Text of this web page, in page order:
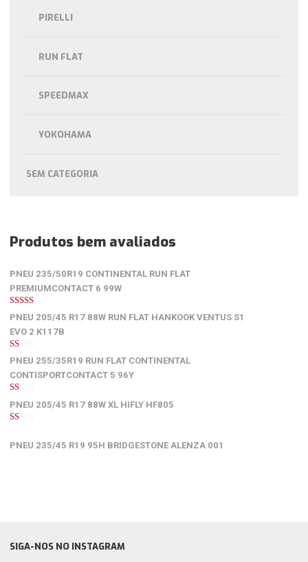
PIRELLI
RUN FLAT
SPEEDMAX
YOKOHAMA
SEM CATEGORIA
Produtos bem avaliados
PNEU 235/50R19 CONTINENTAL RUN FLAT
PREMIUMCONTACT 6 99W
5de 5
PNEU 205/45 R17 88W RUN FLAT HANKOOK VENTUS S1
EVO 2 K117B
1
de
5
PNEU 255/35R19 RUN FLAT CONTINENTAL
CONTISPORTCONTACT 5 96Y
1
de
5
PNEU 205/45 R17 88W XL HIFLY HF805
5
PNEU 235/45 R19 95H BRIDGESTONE ALENZA 001
SIGA-NOS NO INSTAGRAM